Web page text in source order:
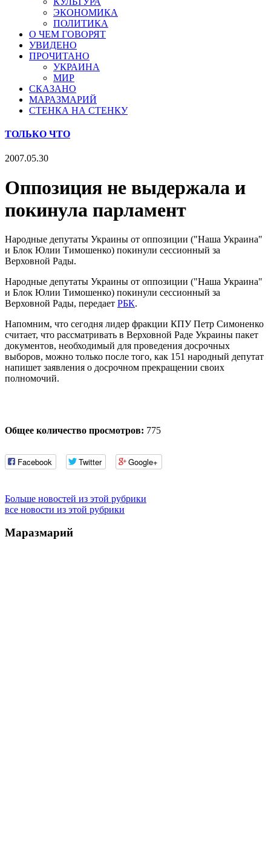
ЭКОНОМИКА
ПОЛИТИКА
О ЧЕМ ГОВОРЯТ
УВИДЕНО
ПРОЧИТАНО
УКРАИНА
МИР
СКАЗАНО
МАРАЗМАРИЙ
СТЕНКА НА СТЕНКУ
ТОЛЬКО ЧТО
2007.05.30
Оппозиция не выдержала и
покинула парламент
Народные депутаты Украины от оппозиции ("Наша Украина"
и Блок Юлии Тимошенко) покинули сессионный за
Верховной Рады.
Народные депутаты Украины от оппозиции ("Наша Украина"
и Блок Юлии Тимошенко) покинули сессионный за
Верховной Рады, передает РБК.
Напомним, что сегодня лидер фракции КПУ Петр Симоненко
считает, что рассматривать в Верховной Раде Украины пакет
документов, необходимый для проведения досрочных
выборов, можно только после того, как 151 народный депутат
напишет заявления о досрочном прекращении своих
полномочий.
Общее количество просмотров: 775
Facebook Twitter Google+
Больше новостей из этой рубрики
все новости из этой рубрики
Маразмарий